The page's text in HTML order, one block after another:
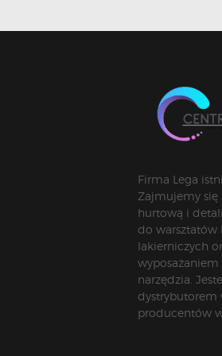
Firma Lega
Zajmujemy się
hurtową i
do warsztatów
lakierniczych
narzędzia.
dystrybutorem
producentów